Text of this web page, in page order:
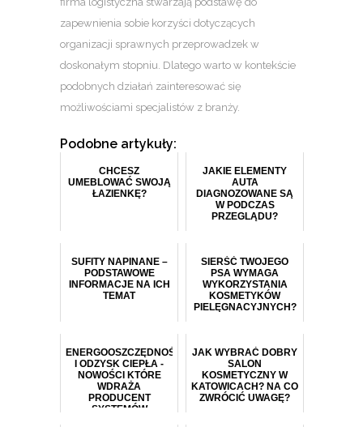
zapewnienia sobie korzyści dotyczących
organizacji sprawnych przeprowadzek w
doskonałym stopniu. Dlatego warto w kontekście
podobnych działań zainteresować się
możliwościami specjalistów z branży.
Podobne artykuły:
CHCESZ
UMEBLOWAĆ SWOJĄ
ŁAZIENKĘ?
JAKIE ELEMENTY
AUTA
DIAGNOZOWANE SĄ
W PODCZAS
PRZEGLĄDU?
SUFITY NAPINANE –
PODSTAWOWE
INFORMACJE NA ICH
TEMAT
SIERŚĆ TWOJEGO
PSA WYMAGA
WYKORZYSTANIA
KOSMETYKÓW
PIELĘGNACYJNYCH?
ENERGOOSZCZĘDNOŚĆ
I ODZYSK CIEPŁA -
NOWOŚCI KTÓRE
WDRAŻA
PRODUCENT
SYSTEMÓW
JAK WYBRAĆ DOBRY
SALON
KOSMETYCZNY W
KATOWICACH? NA CO
ZWRÓCIĆ UWAGĘ?